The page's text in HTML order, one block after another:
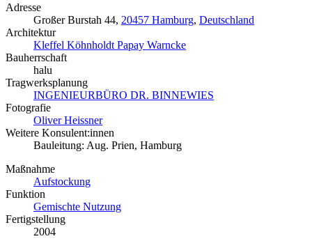
Adresse
Großer Burstah 44, 20457 Hamburg, Deutschland
Architektur
Kleffel Köhnholdt Papay Warncke
Bauherrschaft
halu
Tragwerksplanung
INGENIEURBÜRO DR. BINNEWIES
Fotografie
Oliver Heissner
Weitere Konsulent:innen
Bauleitung: Aug. Prien, Hamburg
Maßnahme
Aufstockung
Funktion
Gemischte Nutzung
Fertigstellung
2004